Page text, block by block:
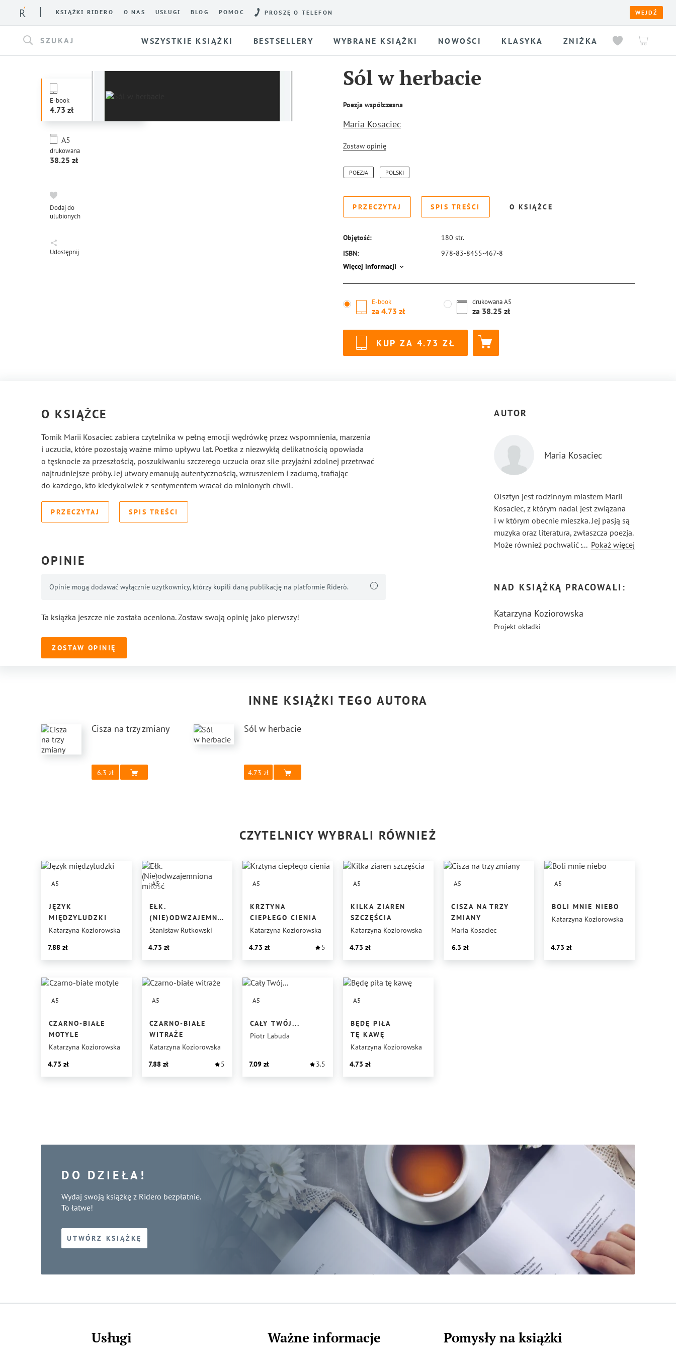
KSIĄŻKI RIDERO O NAS USŁUGI BLOG POMOC PROSZĘ O TELEFON WEJDŹ
SZUKAJ WSZYSTKIE KSIĄŻKI BESTSELLERY WYBRANE KSIĄŻKI NOWOŚCI KLASYKA ZNIŻKA
E-book
4.73
drukowana
A5
38.25
Dodaj do
ulubionych
Udostępnij
Sól w herbacie
Poezja współczesna
Maria Kosaciec
Zostaw opinię
POEZJA POLSKI
PRZECZYTAJ SPIS TREŚCI O KSIĄŻCE
Objętość: 180 str.
ISBN:
978-83-8455-467-8
Więcej informacji
E-book
za 4.73
drukowanaA5
za 38.25
KUP ZA 4.73
O KSIĄŻCE
Tomik Marii Kosaciec zabiera czytelnika w pełną emocji wędrówkę przez wspomnienia, marzenia
i uczucia, które pozostają ważne mimo upływu lat. Poetka z niezwykłą delikatnością opowiada
o tęsknocie za przeszłością, poszukiwaniu szczerego uczucia oraz sile przyjaźni zdolnej przetrwać
najtrudniejsze próby. Jej utwory emanują autentycznością, wzruszeniem i zadumą, trafiając
do każdego, kto kiedykolwiek z sentymentem wracał do minionych chwil.
PRZECZYTAJ SPIS TREŚCI
OPINIE
Opinie mogą dodawać wyłącznie użytkownicy, którzy kupili daną publikację na platformie Riderò.
Ta książka jeszcze nie została oceniona. Zostaw swoją opinię jako pierwszy!
ZOSTAW OPINIĘ
AUTOR
Maria Kosaciec
Olsztyn jest rodzinnym miastem Marii
Kosaciec, z którym nadal jest związana
i w którym obecnie mieszka. Jej pasją są
muzyka oraz literatura, zwłaszcza poezja.
Może również pochwalić się sukcesami
... Pokaż więcej
NAD KSIĄŻKĄ PRACOWALI:
Katarzyna Koziorowska
Projekt okładki
INNE KSIĄŻKI TEGO AUTORA
Cisza na trzy zmiany
6.3
Sól w herbacie
4.73
CZYTELNICY WYBRALI RÓWNIEŻ
A5
JĘZYK
MIĘDZYLUDZKI
Katarzyna Koziorowska
7.88
A5
EŁK.
(NIE)ODWZAJEMNIONA
MIŁOŚĆ
Stanisław Rutkowski
4.73
A5
KRZTYNA
CIEPŁEGO CIENIA
Katarzyna Koziorowska
4.73
5
A5
KILKA ZIAREN
SZCZĘŚCIA
Katarzyna Koziorowska
4.73
A5
CISZA NA TRZY
ZMIANY
Maria Kosaciec
6.3
A5
BOLI MNIE NIEBO
Katarzyna Koziorowska
4.73
A5
CZARNO-BIAŁE
MOTYLE
Katarzyna Koziorowska
4.73
A5
CZARNO-BIAŁE
WITRAŻE
Katarzyna Koziorowska
7.88
5
A5
CAŁY TWÓJ...
Piotr Labuda
7.09 3.5
A5
BĘDĘ PIŁA
TĘ KAWĘ
Katarzyna Koziorowska
4.73
DO DZIEŁA!
Wydaj swoją książkę z Ridero bezpłatnie.
To łatwe!
UTWÓRZ KSIĄŻKĘ
Usługi Ważne informacje Pomysły na książki